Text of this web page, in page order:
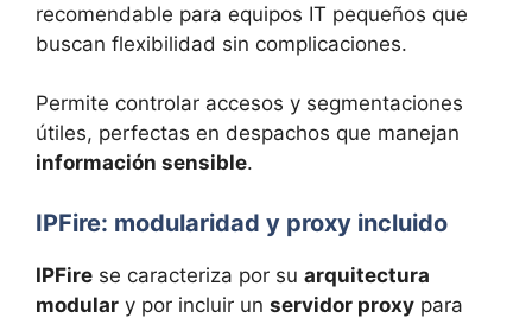
recomendable para equipos IT pequeños que
buscan flexibilidad sin complicaciones.
Permite controlar accesos y segmentaciones
útiles, perfectas en despachos que manejan
información sensible.
IPFire: modularidad y proxy incluido
IPFire se caracteriza por su arquitectura
modular y por incluir un servidor proxy para